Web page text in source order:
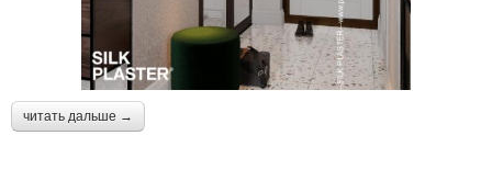
читать дальше →